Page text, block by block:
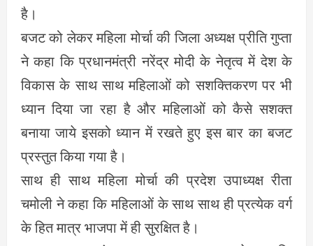
है।
बजट को लेकर महिला मोर्चा की जिला अध्यक्ष प्रीति गुप्ता
ने कहा कि प्रधानमंत्री नरेंद्र मोदी के नेतृत्व में देश के
विकास के साथ साथ महिलाओं को सशक्तिकरण पर भी
ध्यान दिया जा रहा है और महिलाओं को कैसे सशक्त
बनाया जाये इसको ध्यान में रखते हुए इस बार का बजट
प्रस्तुत किया गया है।
साथ ही साथ महिला मोर्चा की प्रदेश उपाध्यक्ष रीता
चमोली ने कहा कि महिलाओं के साथ साथ ही प्रत्येक वर्ग
के हित मात्र भाजपा में ही सुरक्षित है।